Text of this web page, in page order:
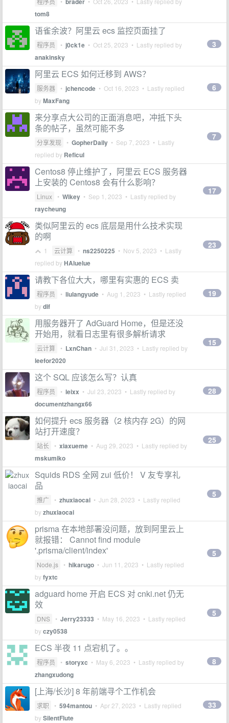
tom8
语雀余波？阿里云 ecs 监控页面挂了
程序员 • j0ck1e • Oct 25, 2023 • Lastly replied by
anakinsky
3
阿里云 ECS 如何迁移到 AWS？
服务器 • jchencode • Oct 16, 2023 • Lastly replied
byMaxFang
6
来分享点大公司的正面消息吧，冲抵下头
条的帖子，虽然可能不多
分享发现 • GopherDaily • Sep 7, 2023 • Lastly
replied by Reficul
7
Centos8 停止维护了，阿里云 ECS 服务器
上安装的 Centos8 会有什么影响？
Linux • Wikey • Sep 1, 2023 • Lastly replied by
raycheung
17
类似阿里云的 ecs 底层是用什么技术实现
的啊
1 云计算 • ns2250225 • Nov 5, 2023 • Lastly
replied byHAluelue
23
请教下各位大大，哪里有实惠的 ECS 卖
程序员 • liulangyude • Aug 1, 2023 • Lastly replied
bydif
19
用服务器开了 AdGuard Home，但是还没
开始用，就看日志里有很多解析请求
云计算 • LxnChan • Jul 31, 2023 • Lastly replied by
leefor2020
15
这个 SQL 应该怎么写？认真
程序员 • leixx • Jul 23, 2023 • Lastly replied by
documentzhangx66
28
如何提升 ecs 服务器（2 核内存 2G）的网
站打开速度？
站长 • xiaxueme • Aug 29, 2023 • Lastly replied by
mskumiko
25
Squids RDS 全网 zui 低价！ V 友专享礼
品
推广 • zhuxiaocai • Jun 28, 2023 • Lastly replied
byzhuxiaocai
5
prisma 在本地部署没问题，放到阿里云上
就报错： Cannot find module
'.prisma/client/index'
Node.js • hikarugo • Jun 11, 2023 • Lastly replied
byfyxtc
5
adguard home 开启 ECS 对 cnki.net 仍无
效
DNS • Jerry23333 • May 16, 2023 • Lastly replied
byczy0538
5
ECS 半夜 11 点宕机了。。
程序员 • storyxc • May 6, 2023 • Lastly replied by
zhangxudong
8
[上海/长沙] 8 年前端寻个工作机会
求职 • 594mantou • Apr 27, 2023 • Lastly replied
bySilentFlute
33